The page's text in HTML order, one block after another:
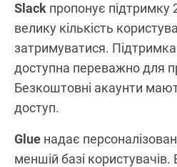
Slack пропонує підтримку
велику кількість
затримуватися. Підтримка
доступна переважно для
Безкоштовні акаунти
доступ.
Glue надає
меншій базі